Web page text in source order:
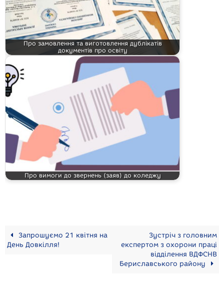
Про замовлення та виготовлення дублікатів
документів про освіту
Про вимоги до звернень (заяв) до коледжу
Запрошуємо 21 квітня на
День Довкілля!
Зустріч з головним
експертом з охорони праці
відділення ВДФСНВ
Бериславського району